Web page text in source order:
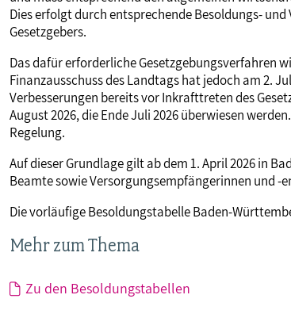
Dies erfolgt durch entsprechende Besoldungs-
Gesetzgebers.
Das dafür erforderliche Gesetzgebungsverfahren
Finanzausschuss des Landtags hat jedoch am 2.
Verbesserungen bereits vor Inkrafttreten des
August 2026, die Ende Juli 2026 überwiesen
Regelung.
Auf dieser Grundlage gilt ab dem 1. April 2026 in
Beamte sowie Versorgungsempfängerinnen und -
Die vorläufige Besoldungstabelle Baden-
Mehr zum Thema
Zu den Besoldungstabellen